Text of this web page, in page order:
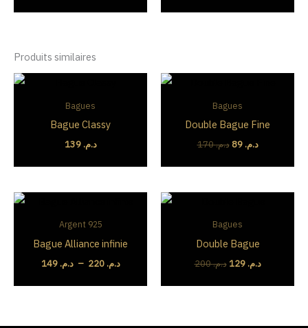
Produits similaires
Bagues
Bague Classy
د.م. 139
Bagues
Double Bague Fine
د.م.170
initial
د.م. 170.
د.م. 89
Argent 925
Bague Alliance infinie
د.م. 149 – د.م. 220
à
Bagues
Double Bague
د.م.200
initial
د.م. 129